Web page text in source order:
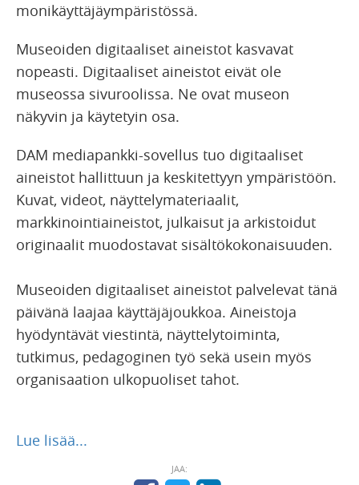
monikäyttäjäympäristössä.
Museoiden digitaaliset aineistot kasvavat
nopeasti. Digitaaliset aineistot eivät ole
museossa sivuroolissa. Ne ovat museon
näkyvin ja käytetyin osa.
DAM mediapankki-sovellus tuo digitaaliset
aineistot hallittuun ja keskitettyyn ympäristöön.
Kuvat, videot, näyttelymateriaalit,
markkinointiaineistot, julkaisut ja arkistoidut
originaalit muodostavat sisältökokonaisuuden.
Museoiden digitaaliset aineistot palvelevat tänä
päivänä laajaa käyttäjäjoukkoa. Aineistoja
hyödyntävät viestintä, näyttelytoiminta,
tutkimus, pedagoginen työ sekä usein myös
organisaation ulkopuoliset tahot.
Lue lisää...
JAA: